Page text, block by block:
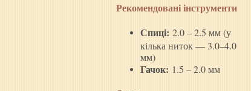
Рекомендовані інструменти
Спиці: 2.0 – 2.5 мм (у
кілька ниток — 3.0–4.0
мм)
Гачок: 1.5 – 2.0 мм